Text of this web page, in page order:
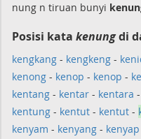
nung n tiruan bunyi
Posisi kata kenungdi
kengkang - kengkeng -
kenong - kenop - kenop -
kentang - kentar - kentara -
kentung - kentut - kentut -
kenyam - kenyang - kenyap